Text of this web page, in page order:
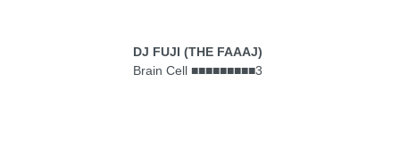
DJ FUJI (THE FAAAJ)
Brain Cell ■■■■■■■■■3